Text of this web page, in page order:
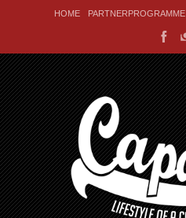
HOME PARTNERPROGRAMME